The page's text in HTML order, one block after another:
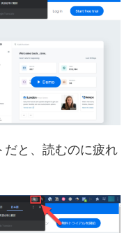
だと、読むのに疲れ